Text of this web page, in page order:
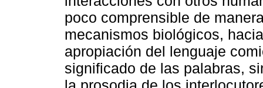
poco comprensible de
mecanismos biológicos,
apropiación del lenguaje
significado de las palabras,